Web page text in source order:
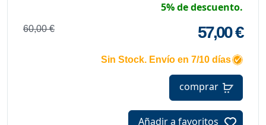
5% de descuento.
60,00 € 57,00 €
Sin Stock. Envío en 7/10 días
comprar
Añadir a favoritos